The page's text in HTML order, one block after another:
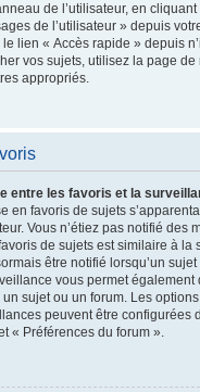
de l’utilisateur, en
de l’utilisateur » depuis
lien « Accès rapide » depuis
vos sujets, utilisez la page
appropriés.
entre les favoris et la
en favoris de sujets
Vous n’étiez pas notifié des
de sujets est similaire à la
être notifié lorsqu’un
vous permet également
sujet ou un forum. Les
peuvent être configurées
« Préférences du forum ».